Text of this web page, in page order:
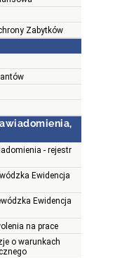
Zabytków
- rejestr
Ewidencja
Ewidencja
na prace
o warunkach